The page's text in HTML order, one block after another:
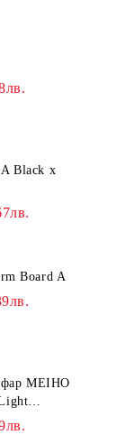
Black x
Board A
MEIHO